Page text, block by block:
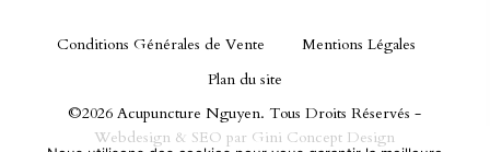
Conditions Générales de Vente
Mentions Légales
Plan du site
©2026 Acupuncture Nguyen. Tous Droits Réservés -
Webdesign & SEO par Gini Concept Design